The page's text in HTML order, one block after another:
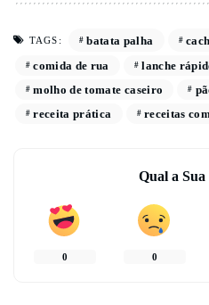
TAGS: batata palha
comida de rua
lanche
molho de tomate caseiro
receita prática
receitas
Qual a Sua
0 0